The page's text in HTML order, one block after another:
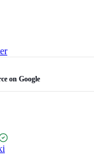
on Google